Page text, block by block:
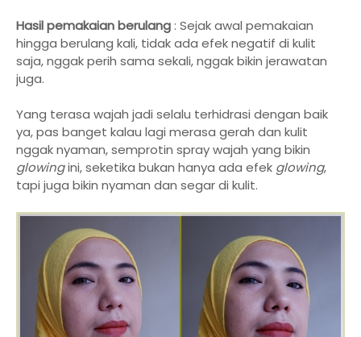
Hasil pemakaian berulang : Sejak awal pemakaian
hingga berulang kali, tidak ada efek negatif di kulit
saja, nggak perih sama sekali, nggak bikin jerawatan
juga.
Yang terasa wajah jadi selalu terhidrasi dengan baik
ya, pas banget kalau lagi merasa gerah dan kulit
nggak nyaman, semprotin spray wajah yang bikin
glowingini, seketika bukan hanya ada efek glowing,
tapi juga bikin nyaman dan segar di kulit.